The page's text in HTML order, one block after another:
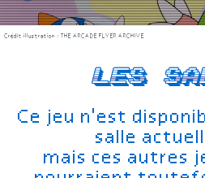
Crédit illustration : THE ARCADE FLYER ARCHIVE
Les
Ce jeu n'est
salle
mais ces autres